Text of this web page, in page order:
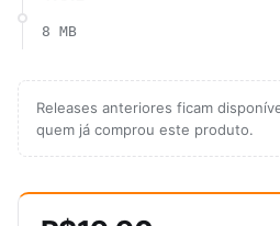
8 MB
Releases anteriores ficam
quem já comprou este produto.